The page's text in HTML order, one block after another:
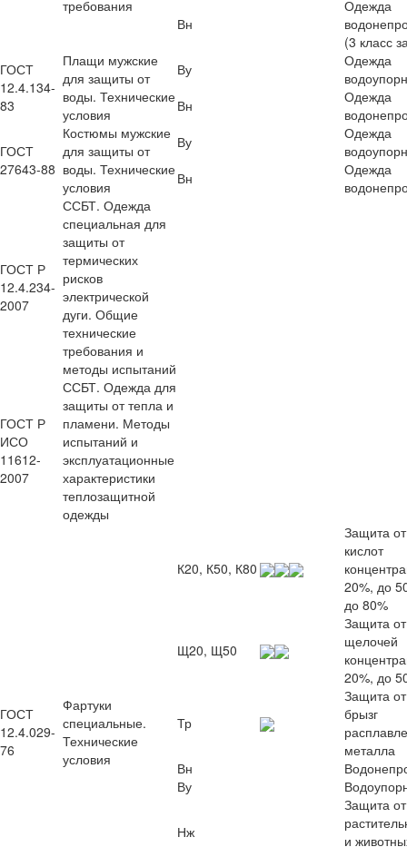
требования
Вн
Одежда
(3 класс
ГОСТ
12.4.134-
83
Плащи мужские
для защиты от
воды. Технические
условия
Ву
Одежда
Вн
Одежда
ГОСТ
27643-88
Костюмы мужские
для защиты от
воды. Технические
условия
Ву
Одежда
Вн
Одежда
ГОСТ Р
12.4.234-
2007
ССБТ. Одежда
специальная для
защиты от
термических
рисков
электрической
дуги. Общие
технические
требования и
методы испытаний
ГОСТ Р
ИСО
11612-
2007
ССБТ. Одежда для
защиты от тепла и
пламени. Методы
испытаний и
эксплуатационные
характеристики
теплозащитной
одежды
ГОСТ
12.4.029-
76
Фартуки
специальные.
Технические
условия
К20, К50, К80
Защита
кислот
20%, до
до 80%
Щ20, Щ50
Защита
щелочей
20%, до
Тр
Защита
брызг
металла
Вн
Ву
Нж
Защита от
и